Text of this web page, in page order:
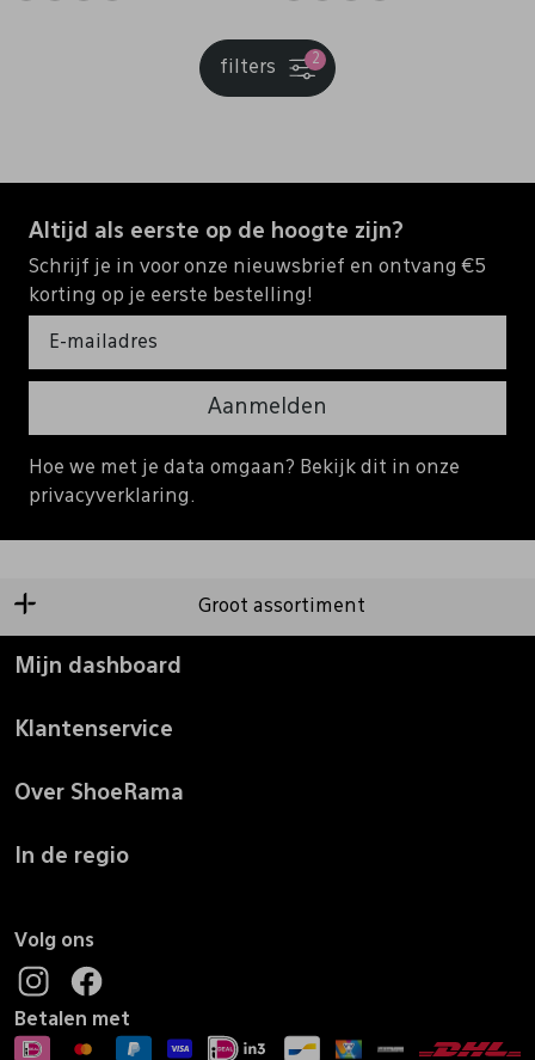
2
filters
Altijd als eerste op de hoogte zijn?
Schrijf je in voor onze nieuwsbrief en ontvang €5
korting op je eerste bestelling!
Aanmelden
Hoe we met je data omgaan? Bekijk dit in onze
privacyverklaring.
Groot assortiment
Mijn dashboard
Klantenservice
Over ShoeRama
In de regio
Volg ons
Betalen met